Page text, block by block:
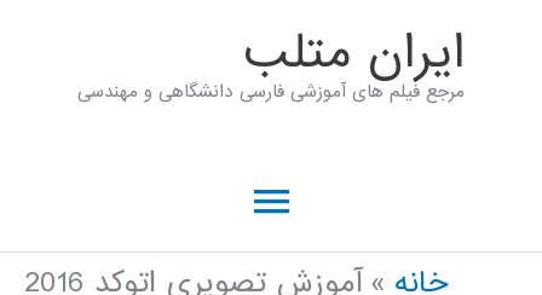
ايران متلب
مرجع فیلم های آموزشی فارسی دانشگاهی و مهندسی
فهرست
خانه آموزش تصویری اتوکد 2016